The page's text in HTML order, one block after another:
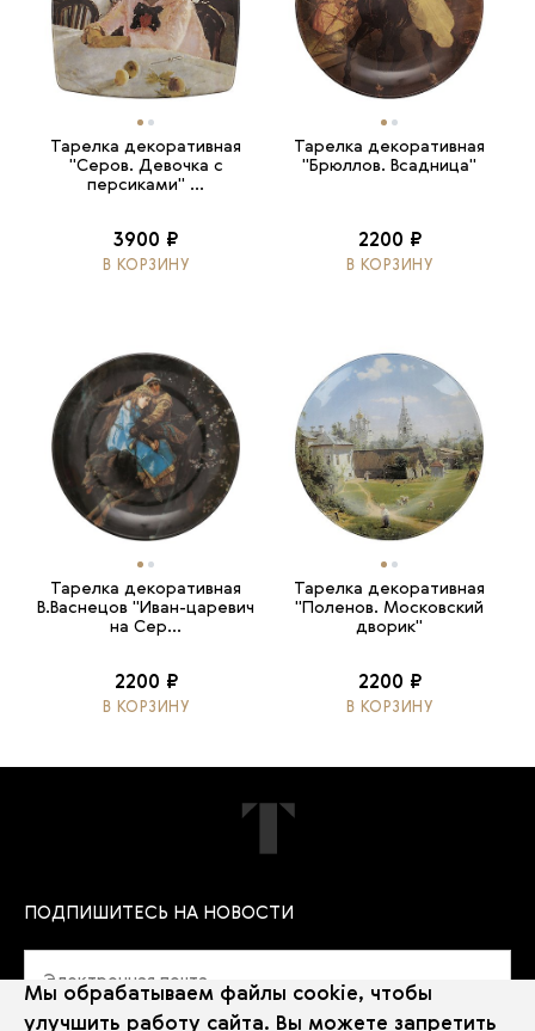
Тарелка декоративная
"Серов. Девочка с
персиками" ...
3900 ₽
В КОРЗИНУ
Тарелка декоративная
"Брюллов. Всадница"
2200 ₽
В КОРЗИНУ
Тарелка декоративная
В.Васнецов "Иван-царевич
на Сер...
2200 ₽
В КОРЗИНУ
Тарелка декоративная
"Поленов. Московский
дворик"
2200 ₽
В КОРЗИНУ
ПОДПИШИТЕСЬ НА НОВОСТИ
Мы обрабатываем файлы cookie, чтобы
улучшить работу сайта. Вы можете запретить